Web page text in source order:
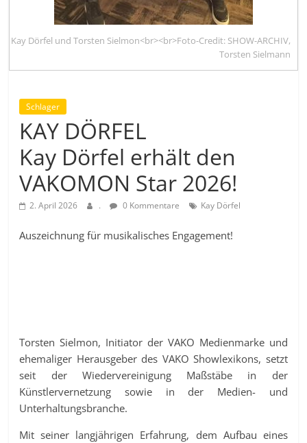
Kay Dörfel und Torsten Sielmon<br><br>Foto-Credit: SHOW-ARCHIV,
Torsten Sielmann
Schlager
KAY DÖRFEL
Kay Dörfel erhält den
VAKOMON Star 2026!
2. April 2026 . 0 Kommentare Kay Dörfel
Auszeichnung für musikalisches Engagement!
Torsten Sielmon, Initiator der VAKO Medienmarke und
ehemaliger Herausgeber des VAKO Showlexikons, setzt
seit der Wiedervereinigung Maßstäbe in der
Künstlervernetzung sowie in der Medien- und
Unterhaltungsbranche.
Mit seiner langjährigen Erfahrung, dem Aufbau eines